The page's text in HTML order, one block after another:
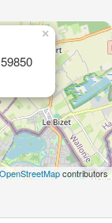
×
OpenStreetMapcontributors